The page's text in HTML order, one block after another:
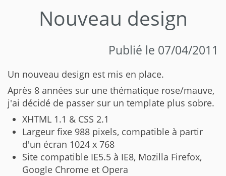
Nouveau design
Publié le 07/04/2011
Un nouveau design est mis en place.
Après 8 années sur une thématique rose/mauve,
j'ai décidé de passer sur un template plus sobre.
XHTML 1.1 & CSS 2.1
Largeur fixe 988 pixels, compatible à partir
d'un écran 1024 x 768
Site compatible IE5.5 à IE8, Mozilla Firefox,
Google Chrome et Opera